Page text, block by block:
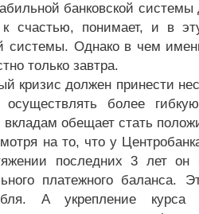
банковской
счастью, понимает, и в
системы. Однако в чем
только завтра.
кризис должен принести
более
обещает стать
на то, что у
последних 3 лет он
платежного баланса.
А укрепление курса